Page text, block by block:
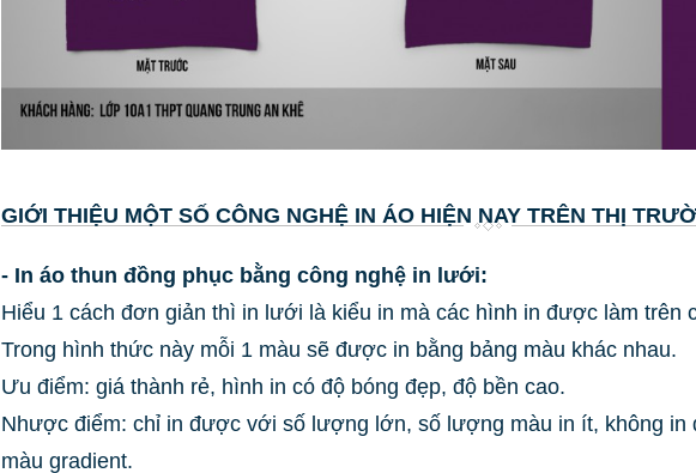
GIỚI THIỆU MỘT SỐ CÔNG NGHỆ IN ÁO HIỆN NAY TRÊN THỊ
- In áo thun đồng phục bằng công nghệ in lưới:
Hiểu 1 cách đơn giản thì in lưới là kiểu in mà các hình in được làm trên
Trong hình thức này mỗi 1 màu sẽ được in bằng bảng màu khác nhau.
Ưu điểm: giá thành rẻ, hình in có độ bóng đẹp, độ bền cao.
Nhược điểm: chỉ in được với số lượng lớn, số lượng màu in ít, không in
màu gradient.